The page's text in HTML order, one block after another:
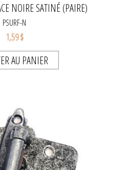
NOIRE SATINÉ (PAIRE)
PSURF-N
1,59 $
AU PANIER